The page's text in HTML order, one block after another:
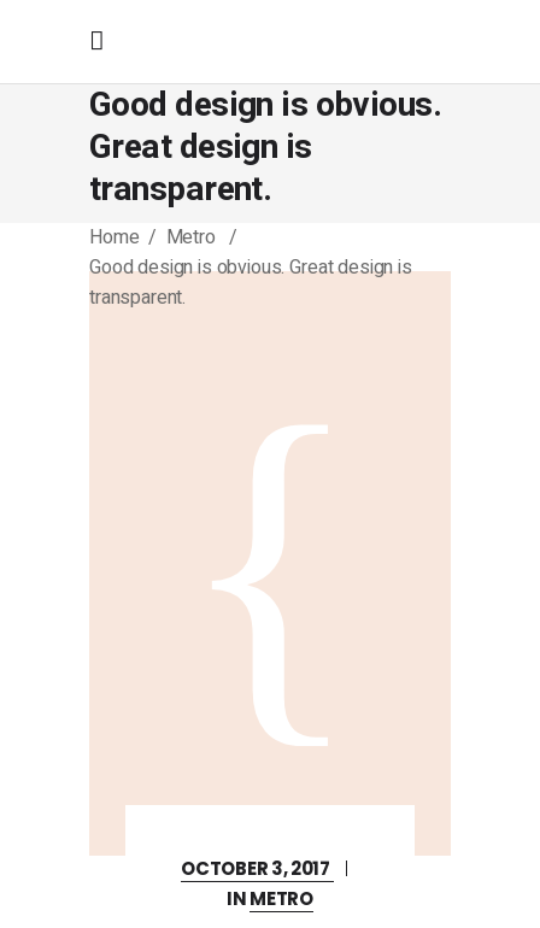
Good design is obvious.
Great design is
transparent.
Home / Metro /
Good design is obvious. Great design is
transparent.
OCTOBER 3, 2017
INMETRO